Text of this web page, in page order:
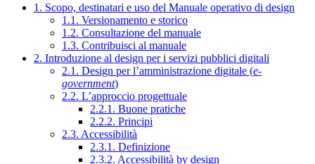
1. Scopo, destinatari e uso del Manuale operativo di design
1.1. Versionamento e storico
1.2. Consultazione del manuale
1.3. Contribuisci al manuale
2. Introduzione al design per i servizi pubblici digitali
2.1. Design per l’amministrazione digitale (e-
government)
2.2. L’approccio progettuale
2.2.1. Buone pratiche
2.2.2. Principi
2.3. Accessibilità
2.3.1. Definizione
2.3.2. Accessibilità by design